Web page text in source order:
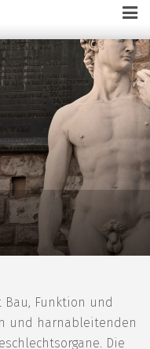
Funktion und
und harnableitenden
Die